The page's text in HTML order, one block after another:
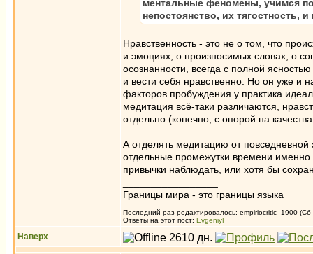
ментальные феномены, учимся
непостоянство, их тягостность,
Нравственность - это не о том, что
и эмоциях, о произносимых словах, о
осознанности, всегда с полной
и вести себя нравственно. Но он уже и
факторов пробуждения у практика
медитация всё-таки различаются,
отдельно (конечно, с опорой на
А отделять медитацию от
отдельные промежутки времени
привычки наблюдать, или хотя бы
Границы мира - это границы языка
Последний раз редактировалось: empiriocritic_1900
Ответы на этот пост: EvgeniyF
Наверх